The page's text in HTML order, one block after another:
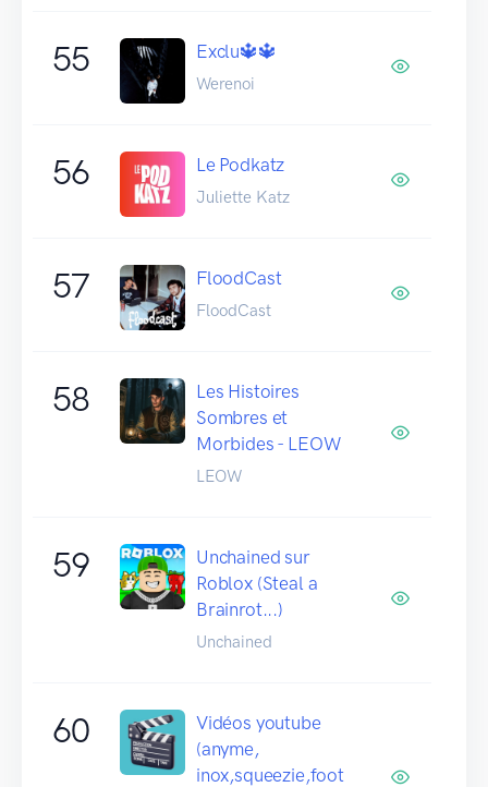
55 Exclu🔱🔱
Werenoi
56 Le Podkatz
Juliette Katz
57 FloodCast
FloodCast
58
Les Histoires
Sombres et
Morbides - LEOW
LEOW
59
Unchained sur
Roblox (Steal a
Brainrot...)
Unchained
60
Vidéos youtube
(anyme,
inox,squeezie,foot